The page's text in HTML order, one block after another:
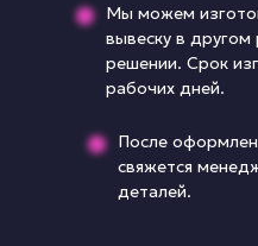
Мы можем
вывеску в
решении. Срок
рабочих дней.
После
свяжется
деталей.